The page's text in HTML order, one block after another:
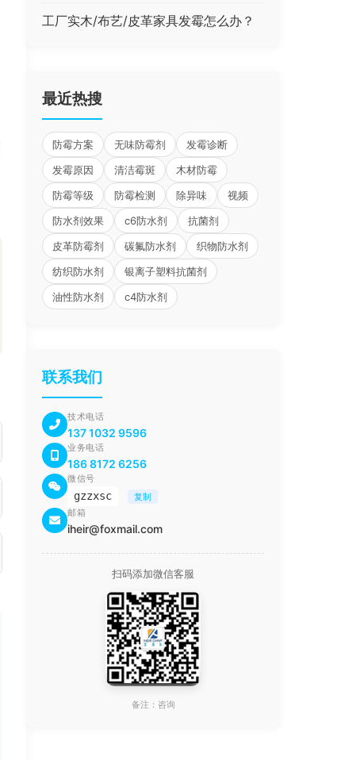
工厂实木/布艺/皮革家具发霉怎么办？
最近热搜
防霉方案 无味防霉剂
发霉诊断
发霉原因
清洁霉斑
木材防霉
防霉等级
防霉检测 除异味
视频
防水剂效果
c6防水剂
抗菌剂
皮革防霉剂
碳氟防水剂
织物防水剂
纺织防水剂
银离子塑料抗菌剂
油性防水剂
c4防水剂
联系我们
技术电话
137 1032 9596
业务电话
186 8172 6256
微信号
gzzxsc
复制
邮箱
iheir@foxmail.com
扫码添加微信客服
备注：咨询